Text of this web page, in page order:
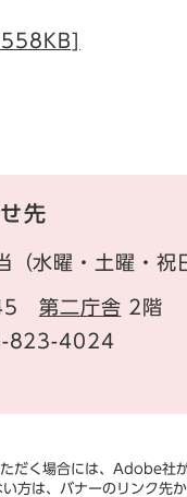
先
（水曜・土曜・祝
45 第二庁舎 2階
823-4024
だく場合には、Adobe社
方は、バナーのリンク先